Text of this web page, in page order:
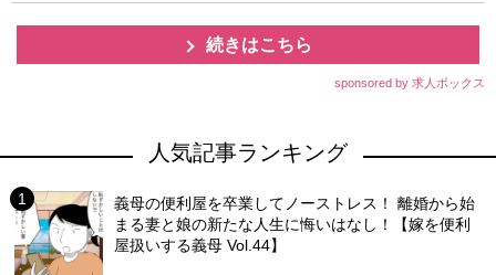
続きはこちら
sponsored by 求人ボックス
人気記事ランキング
義母の便利屋を卒業してノーストレス！ 離婚から始
まる妻と娘の新たな人生に悔いはなし！【嫁を便利
屋扱いする義母 Vol.44】